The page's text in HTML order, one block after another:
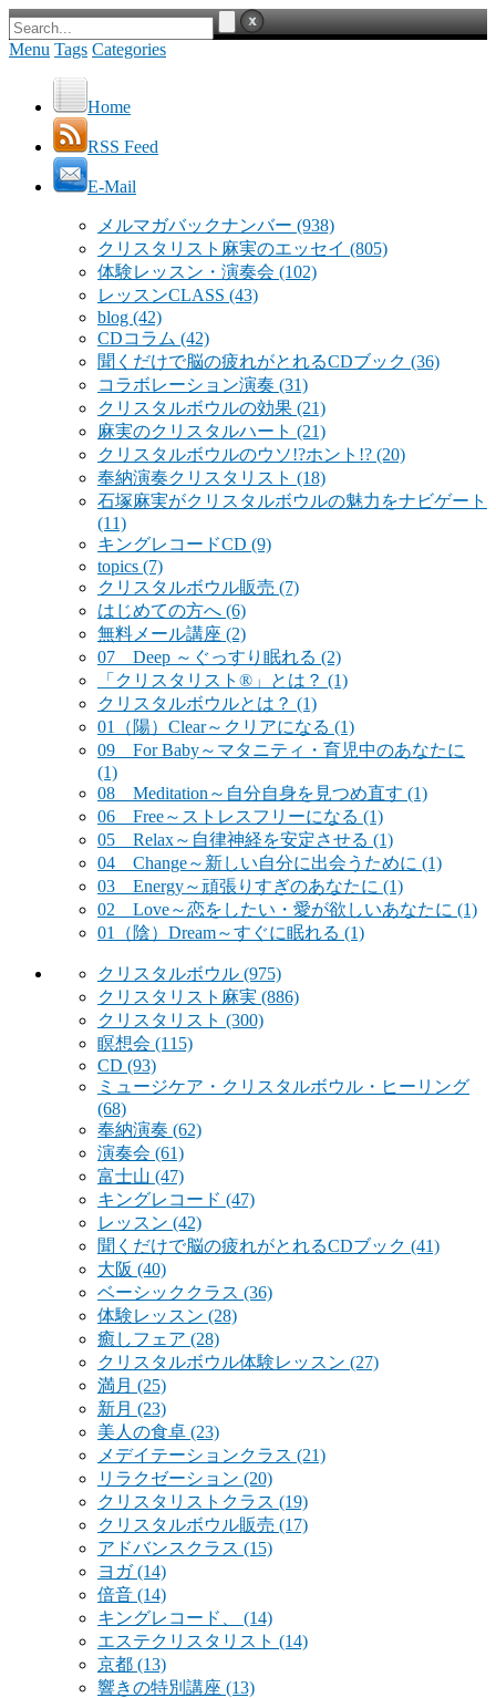
Menu Tags Categories
Home
RSS Feed
E-Mail
メルマガバックナンバー (938)
クリスタリスト麻実のエッセイ (805)
体験レッスン・演奏会 (102)
レッスンCLASS (43)
blog (42)
CDコラム (42)
聞くだけで脳の疲れがとれるCDブック (36)
コラボレーション演奏 (31)
クリスタルボウルの効果 (21)
麻実のクリスタルハート (21)
クリスタルボウルのウソ!?ホント!? (20)
奉納演奏クリスタリスト (18)
石塚麻実がクリスタルボウルの魅力をナビゲート
(11)
キングレコードCD (9)
topics (7)
クリスタルボウル販売 (7)
はじめての方へ (6)
無料メール講座 (2)
07 Deep ～ぐっすり眠れる (2)
「クリスタリスト®」とは？ (1)
クリスタルボウルとは？ (1)
01（陽）Clear～クリアになる (1)
09 For Baby～マタニティ・育児中のあなたに
(1)
08 Meditation～自分自身を見つめ直す (1)
06 Free～ストレスフリーになる (1)
05 Relax～自律神経を安定させる (1)
04 Change～新しい自分に出会うために (1)
03 Energy～頑張りすぎのあなたに (1)
02 Love～恋をしたい・愛が欲しいあなたに (1)
01（陰）Dream～すぐに眠れる (1)
クリスタルボウル (975)
クリスタリスト麻実 (886)
クリスタリスト (300)
瞑想会 (115)
CD (93)
ミュージケア・クリスタルボウル・ヒーリング
(68)
奉納演奏 (62)
演奏会 (61)
富士山 (47)
キングレコード (47)
レッスン (42)
聞くだけで脳の疲れがとれるCDブック (41)
大阪 (40)
ベーシッククラス (36)
体験レッスン (28)
癒しフェア (28)
クリスタルボウル体験レッスン (27)
満月 (25)
新月 (23)
美人の食卓 (23)
メデイテーションクラス (21)
リラクゼーション (20)
クリスタリストクラス (19)
クリスタルボウル販売 (17)
アドバンスクラス (15)
ヨガ(14)
倍音 (14)
キングレコード、 (14)
エステクリスタリスト (14)
京都 (13)
響きの特別講座 (13)